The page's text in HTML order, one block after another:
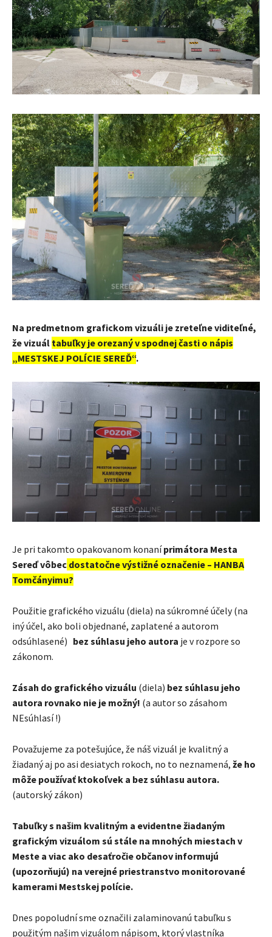
Na predmetnom grafickom vizuáli je zreteľne viditeľné,
že vizuál tabuľky je orezaný v spodnej časti o nápis
„MESTSKEJ POLÍCIE SEREĎ“.
Je pri takomto opakovanom konaníprimátora Mesta
Sereď vôbec dostatočne výstižné označenie – HANBA
Tomčányimu?
Použitie grafického vizuálu (diela) na súkromné účely (na
iný účel, ako boli objednané, zaplatené a autorom
odsúhlasené) bez súhlasu jeho autora je v rozpore so
zákonom.
Zásah do grafického vizuálu (diela) bez súhlasu jeho
autora rovnako nie je možný! (a autor so zásahom
NEsúhlasí !)
Považujeme za potešujúce, že náš vizuál je kvalitný a
žiadaný aj po asi desiatych rokoch, no to neznamená, že ho
môže používať ktokoľvek a bez súhlasu autora.
(autorský zákon)
Tabuľky s našim kvalitným a evidentne žiadaným
grafickým vizuálom sú stále na mnohých miestach v
Meste a viac ako desaťročie občanov informujú
(upozorňujú) na verejné priestranstvo monitorované
kamerami Mestskej polície.
Dnes popoludní sme označili zalaminovanú tabuľku s
použitým našim vizuálom nápisom, ktorý vlastníka